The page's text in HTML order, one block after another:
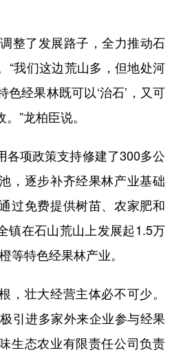
Français عربى
日本語 한국어
了发展路子，全力推动石
“我们这边荒山多，但地处河
经果林既可以‘治石’，又可
”龙柏臣说。
项政策支持修建了300多公
，逐步补齐经果林产业基础
过免费提供树苗、农家肥和
镇在石山荒山上发展起1.5万
等特色经果林产业。
壮大经营主体必不可少。
引进多家外来企业参与经果
生态农业有限责任公司负责